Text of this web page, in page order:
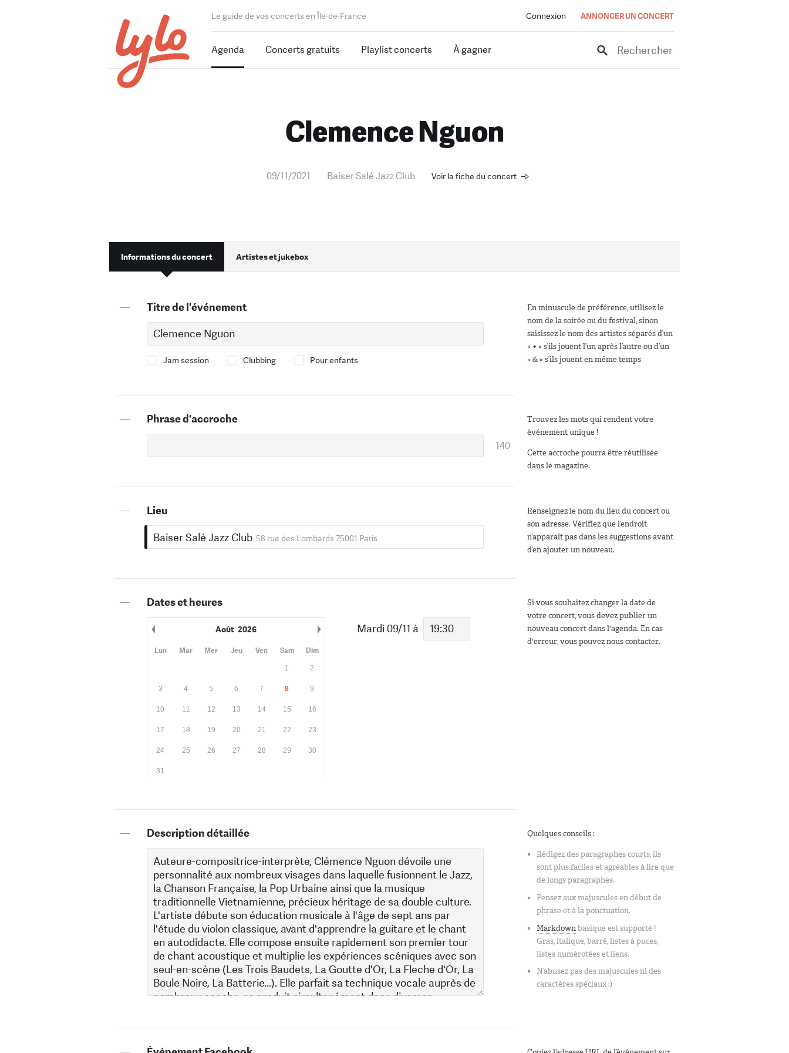
Connexion ANNONCER UN CONCERT
Le guide de vos concerts en Île-de-France
Agenda Concerts gratuits Playlist concerts À gagner Rechercher
Clemence Nguon
09/11/2021 Baiser Salé Jazz Club Voir la fiche du concert
Informations du concert Artistes et jukebox
— Titre de l'événement
Jam session Clubbing Pour enfants
En minuscule de préférence, utilisez le
nom de la soirée ou du festival, sinon
saisissez le nom des artistes séparés d’un
« + » s’ils jouent l’un après l’autre ou d’un
« & » s’ils jouent en même temps
— Phrase d'accroche
140
Trouvez les mots qui rendent votre
événement unique !
Cette accroche pourra être réutilisée
dans le magazine.
—
Lieu
Baiser Salé Jazz Club 58 rue des Lombards 75001 Paris
Renseignez le nom du lieu du concert ou
son adresse. Vérifiez que l’endroit
n’apparaît pas dans les suggestions avant
d’en ajouter un nouveau.
— Dates et heures
Août 2026 Mois suivant
Lun Mar Mer Jeu Ven Sam Dim
1 2
3 4 5 6 7 8 9
10 11 12 13 14 15 16
17 18 19 20 21 22 23
24 25 26 27 28 29 30
31
Mardi 09/11 à
Si vous souhaitez changer la date de
votre concert, vous devez publier un
nouveau concert dans l'agenda. En cas
d'erreur, vous pouvez nous contacter.
— Description détaillée Quelques conseils :
Rédigez des paragraphes courts, ils
sont plus faciles et agréables à lire que
de longs paragraphes.
Pensez aux majuscules en début de
phrase et à la ponctuation.
Markdownbasique est supporté !
Gras, italique, barré, listes à puces,
listes numérotées et liens.
N’abusez pas des majuscules ni des
caractères spéciaux :)